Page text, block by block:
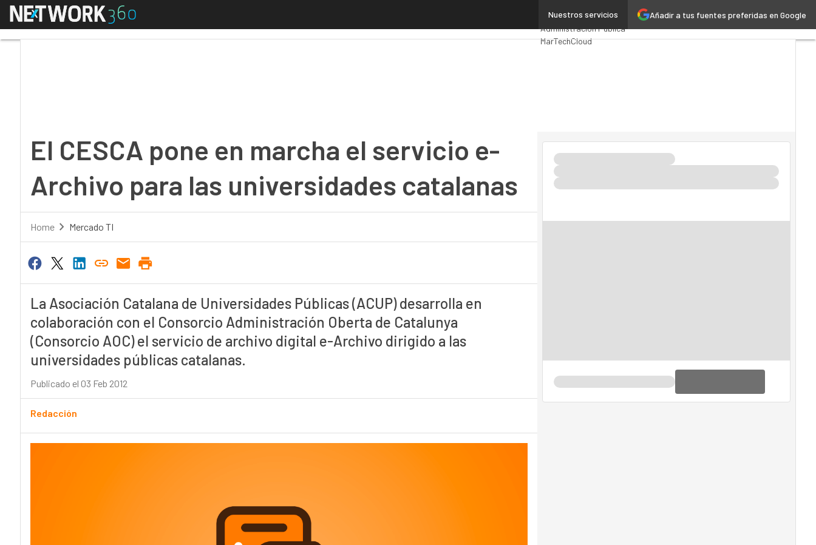
Añadir a tus fuentes preferidas en Google
Nuestros servicios
Menú Premios ComputingAnalytics
Administración Pública
MarTechCloud
El CESCA pone en marcha el servicio e-
Archivo para las universidades catalanas
Home Mercado TI
La Asociación Catalana de Universidades Públicas (ACUP) desarrolla en
colaboración con el Consorcio Administración Oberta de Catalunya
(Consorcio AOC) el servicio de archivo digital e-Archivo dirigido a las
universidades públicas catalanas.
Publicado el 03 Feb 2012
Redacción